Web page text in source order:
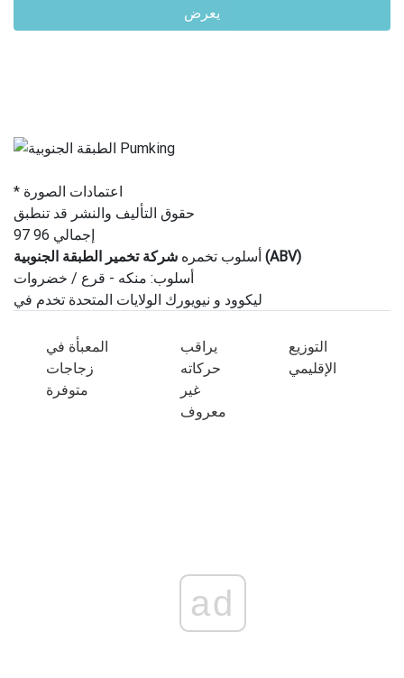
يعرض
* اعتمادات الصورة
حقوق التأليف والنشر قد تنطبق
إجمالي 96 97
أسلوب تخمره شركة تخمير الطبقة الجنوبية (ABV)
أسلوب: منكه - قرع / خضروات
ليكوود و نيويورك الولايات المتحدة تخدم في
المعبأة في
زجاجات
متوفرة
يراقب
حركاته
غير
معروف
ad
التوزيع
الإقليمي